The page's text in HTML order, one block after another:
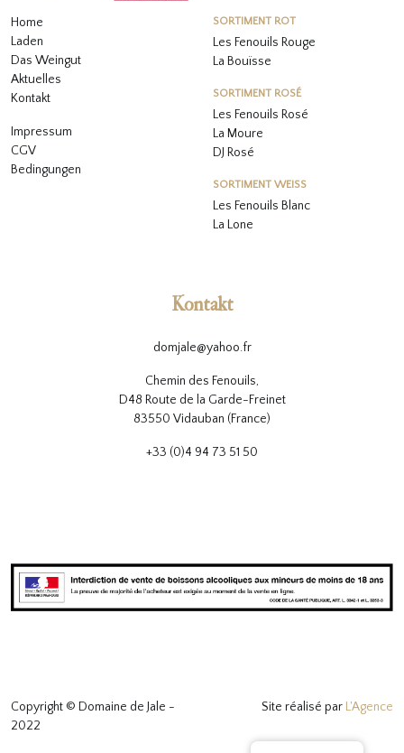
Home
Laden
Das Weingut
Aktuelles
Kontakt
Impressum
CGV
Bedingungen
SORTIMENT ROT
Les Fenouils Rouge
La Bouïsse
SORTIMENT ROSÉ
Les Fenouils Rosé
La Moure
DJ Rosé
SORTIMENT WEISS
Les Fenouils Blanc
La Lone
Kontakt
domjale@yahoo.fr
Chemin des Fenouils,
D48 Route de la Garde-Freinet
83550 Vidauban (France)
+33 (0)4 94 73 51 50
Copyright © Domaine de Jale -
2022
Site réalisé par L'Agence